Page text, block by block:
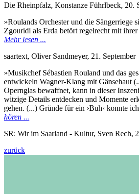
Die Rheinpfalz, Konstanze Führlbeck, 20.
»Roulands Orchester und die Sängerriege
Zgouridi als Erda betört regelrecht mit
Mehr lesen ...
saartext, Oliver Sandmeyer, 21. September
»Musikchef Sébastien Rouland und das
entwickeln Wagner-Klang mit Gänsehaut
Opernglas bewaffnet, kann in dieser
witzige Details entdecken und Momente
gehen. (...) Gründe für ein ›Buh‹ konnte
hören ...
SR: Wir im Saarland - Kultur, Sven Rech,
zurück